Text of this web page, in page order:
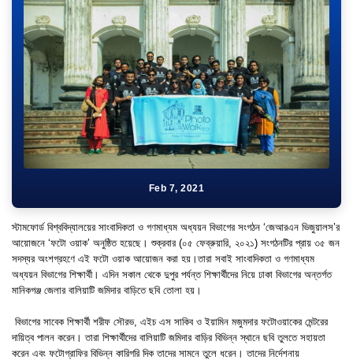
Feb 7, 2021
স্টামফোর্ড বিশ্ববিদ্যালয়ের সাংবাদিকতা ও গণমাধ্যম অধ্যয়ন বিভাগের সংগঠন ‘জেআরএন ভিজুয়ালস’র
আয়োজনে ‘ফটো ওয়াক’ অনুষ্ঠিত হয়েছে। শুক্রবার (০৫ ফেব্রুয়ারি, ২০২১) সংগঠনটির প্রায় ৩৫ জন
সদস্যর অংশগ্রহণে এই ফটো ওয়াক আয়োজন করা হয়।তারা সবাই সাংবাদিকতা ও গণমাধ্যম
অধ্যয়ন বিভাগের শিক্ষার্থী। এদিন সকাল থেকে দুপুর পর্যন্ত শিক্ষার্থীদের নিয়ে ঢাকা বিভাগের অন্তর্গত
মানিকগঞ্জ জেলার বালিয়াটি জমিদার বাড়িতে ছবি তোলা হয়।
বিভাগের সাবেক শিক্ষার্থী শরীফ সৌরভ, এইচ এস সাকিব ও ইয়ামিন মজুমদার ফটোওয়াকের মেন্টরের
দায়িত্ব পালন করেন। তারা শিক্ষার্থীদের বালিয়াটি জমিদার বাড়ির বিভিন্ন স্থানে ছবি তুলতে সহায়তা
করেন এবং ফটোগ্রাফির বিভিন্ন কারিগরি দিক তাদের সামনে তুলে ধরেন। তাদের নির্দেশনায়